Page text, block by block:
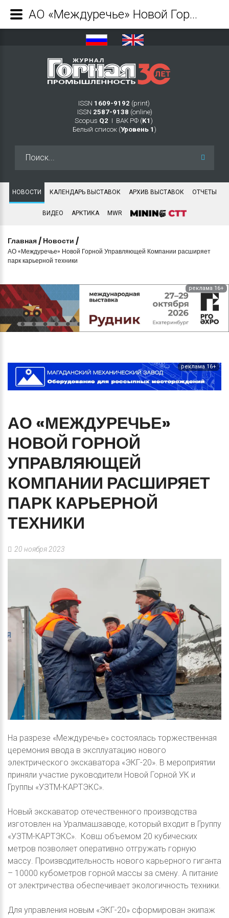
ISSN 1609-9192 (print)
ISSN 2587-9138 (online)
Scopus Q2 Ι ВАК РФ (K1 )
Белый список (Уровень 1 )
НОВОСТИ КАЛЕНДАРЬ ВЫСТАВОК АРХИВ ВЫСТАВОК ОТЧЕТЫ
ВИДЕО АРКТИКА MWR
Главная / Новости /
АО «Междуречье» Новой Горной Управляющей Компании расширяет
парк карьерной техники
реклама 16+
реклама 16+
АО «МЕЖДУРЕЧЬЕ»
НОВОЙ ГОРНОЙ
УПРАВЛЯЮЩЕЙ
КОМПАНИИ РАСШИРЯЕТ
ПАРК КАРЬЕРНОЙ
ТЕХНИКИ
20 ноября 2023
На разрезе «Междуречье» состоялась торжественная
церемония ввода в эксплуатацию нового
электрического экскаватора «ЭКГ-20». В мероприятии
приняли участие руководители Новой Горной УК и
Группы «УЗТМ-КАРТЭКС».
Новый экскаватор отечественного производства
изготовлен на Уралмашзаводе, который входит в Группу
«УЗТМ-КАРТЭКС». Ковш объемом 20 кубических
метров позволяет оперативно отгружать горную
массу. Производительность нового карьерного гиганта
– 10000 кубометров горной массы за смену. А питание
от электричества обеспечивает экологичность техники.
Для управления новым «ЭКГ-20» сформирован экипаж
АО «Междуречье» Новой Горной Управляющей Компании расширяет парк карьерной техники - Журнал Горная промышленность